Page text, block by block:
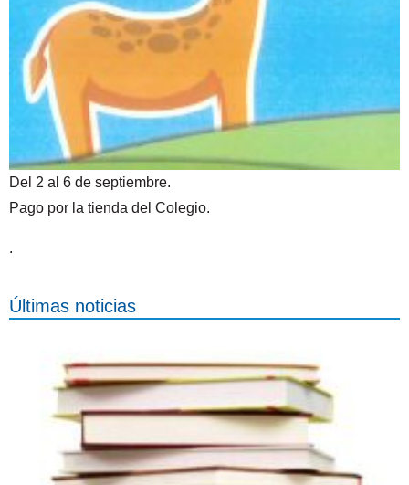
Del 2 al 6 de septiembre.
Pago por la tienda del Colegio.
.
Últimas noticias